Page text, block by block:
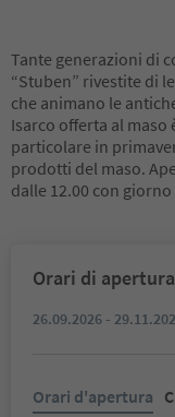
Tante generazioni di
“Stuben” rivestite di
che animano le
Isarco offerta al
particolare in
prodotti del maso.
dalle 12.00 con
Orari di apertura
26.09.2026 -
Orari d'apertura